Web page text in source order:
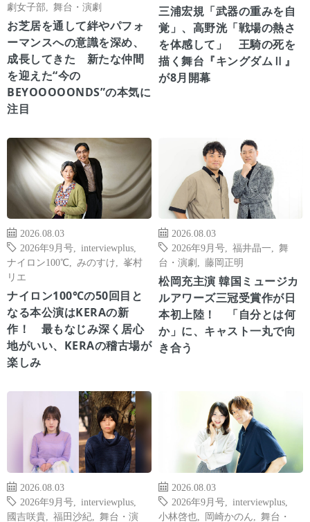
劇女子部
舞台・演劇
お芝居を通して絆やパフォ
ーマンスへの意識を深め、
成長してきた 新たな仲間
を迎えた“今の
BEYOOOOONDS”の本気に
注目
三浦宏規「武器の重みを自
覚」、高野洸「戦場の熱さ
を体感して」 王騎の死を
描く舞台『キングダムⅡ』
が8月開幕
2026.08.03
2026年9月号
interviewplus
ナイロン100℃
みのすけ
峯村
リエ
ナイロン100℃の50回目と
なる本公演はKERAの新
作！ 最もなじみ深く居心
地がいい、KERAの稽古場が
楽しみ
2026.08.03
2026年9月号
福井晶一
舞
台・演劇
藤岡正明
松岡充主演 韓国ミュージカ
ルアワーズ三冠受賞作が日
本初上陸！ 「自分とは何
か」に、キャスト一丸で向
き合う
2026.08.03
2026年9月号
interviewplus
國吉咲貴
福田沙紀
舞台・演
2026.08.03
2026年9月号
interviewplus
小林啓也
岡崎かのん
舞台・